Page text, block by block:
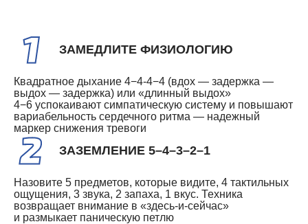
ЗАМЕДЛИТЕ ФИЗИОЛОГИЮ
Квадратное дыхание 4−4-4−4 (вдох — задержка —
выдох — задержка) или «длинный выдох»
4−6 успокаивают симпатическую систему и повышают
вариабельность сердечного ритма — надежный
маркер снижения тревоги
ЗАЗЕМЛЕНИЕ 5–4–3–2–1
Назовите 5 предметов, которые видите, 4 тактильных
ощущения, 3 звука, 2 запаха, 1 вкус. Техника
возвращает внимание в «здесь-и-сейчас»
и размыкает паническую петлю